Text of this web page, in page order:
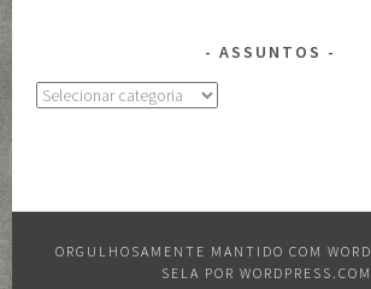
ASSUNTOS
Assuntos
ORGULHOSAMENTE MANTIDO COM
SELA POR WORDPRESS.COM